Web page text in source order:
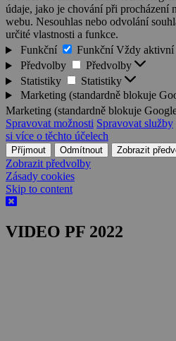
údaje, jako je chování při procházení
webu. Nesouhlas nebo odvolání
určité vlastnosti a funkce.
Funkční
FunkčníVždy aktivní
Předvolby
Předvolby
Statistiky
Statistiky
Marketing (standardně blokuje
Marketing (standardně blokuje
Spravovat možnosti Spravovat služby
si více o těchto účelech
Příjmout Odmítnout Zobrazit
Zobrazit předvolby
Zásady cookies
Skip to content
VIDEO PF 2022